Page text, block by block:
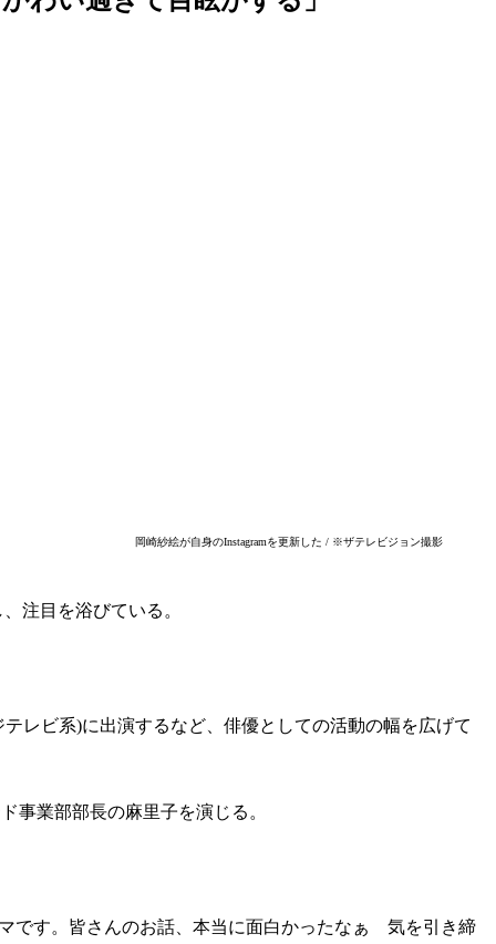
岡崎紗絵が自身のInstagramを更新した / ※ザテレビジョン撮影
注目を浴びている。
レビ系)に出演するなど、俳優としての活動の幅を広げて
事業部部長の麻里子を演じる。
です。皆さんのお話、本当に面白かったなぁ 気を引き締